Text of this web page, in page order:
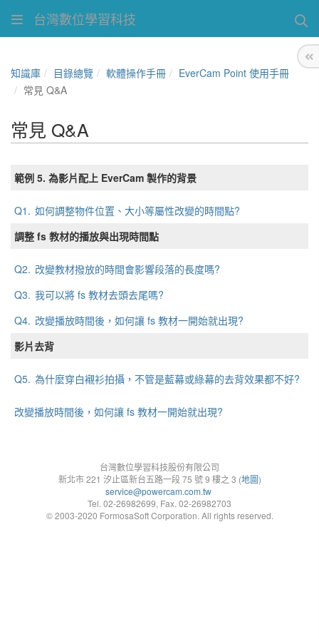
台灣數位學習科技
知識庫 目錄總覽 軟體操作手冊
EverCam Point 使用手冊
常見 Q&A
常見 Q&A
範例 5. 為影片配上 EverCam 製作的背景
Q1. 如何調整物件位置、大小等屬性改變的時間點?
調整 fs 教材的播放與出現時間點
Q2. 改變教材撥放的時間會影響段落的長度嗎?
Q3. 我可以將 fs 教材去頭去尾嗎?
Q4. 改變播放時間後，如何讓 fs 教材一開始就出現?
影片去背
Q5. 為什麼穿白襯衫拍攝，不管是藍幕或綠幕的去背效果都不好?
改變播放時間後，如何讓 fs 教材一開始就出現?
台灣數位學習科技股份有限公司
新北市 221 汐止區新台五路一段 75 號 9 樓之 3 (地圖)
service@powercam.com.tw
Tel. 02-26982699, Fax. 02-26982703
© 2003-2020 FormosaSoft Corporation. All rights reserved.